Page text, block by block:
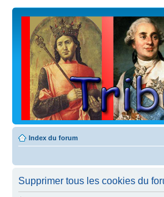
Index du forum
Supprimer tous les cookies du